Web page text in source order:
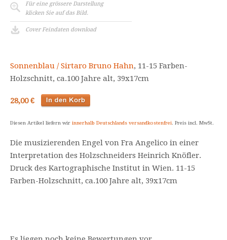
Für eine grössere Darstellung
klicken Sie auf das Bild.
Cover Feindaten download
Sonnenblau / Sirtaro Bruno Hahn, 11-15 Farben-
Holzschnitt, ca.100 Jahre alt, 39x17cm
28,00 €
Diesen Artikel liefern wir innerhalb Deutschlands versandkostenfrei. Preis incl. MwSt.
Die musizierenden Engel von Fra Angelico in einer
Interpretation des Holzschneiders Heinrich Knöfler.
Druck des Kartographische Institut in Wien. 11-15
Farben-Holzschnitt, ca.100 Jahre alt, 39x17cm